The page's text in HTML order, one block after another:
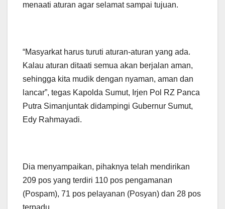
menaati aturan agar selamat sampai tujuan.
“Masyarkat harus turuti aturan-aturan yang ada.
Kalau aturan ditaati semua akan berjalan aman,
sehingga kita mudik dengan nyaman, aman dan
lancar”, tegas Kapolda Sumut, Irjen Pol RZ Panca
Putra Simanjuntak didampingi Gubernur Sumut,
Edy Rahmayadi.
Dia menyampaikan, pihaknya telah mendirikan
209 pos yang terdiri 110 pos pengamanan
(Pospam), 71 pos pelayanan (Posyan) dan 28 pos
terpadu.